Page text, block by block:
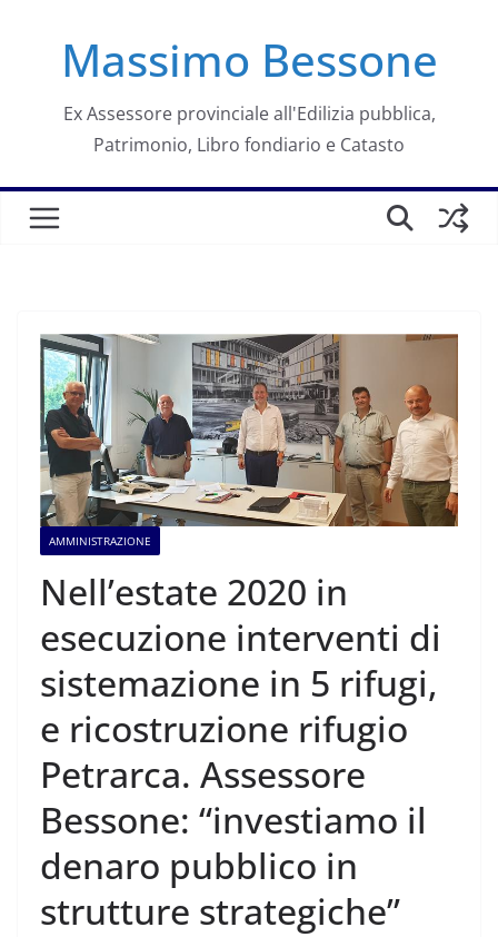
contenutoMassimo Bessone
Ex Assessore provinciale all'Edilizia pubblica,
Patrimonio, Libro fondiario e Catasto
AMMINISTRAZIONE
Nell’estate 2020 in
esecuzione interventi di
sistemazione in 5 rifugi,
e ricostruzione rifugio
Petrarca. Assessore
Bessone: “investiamo il
denaro pubblico in
strutture strategiche”